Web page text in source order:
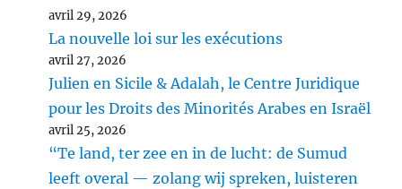
avril 29, 2026
La nouvelle loi sur les exécutions
avril 27, 2026
Julien en Sicile & Adalah, le Centre Juridique
pour les Droits des Minorités Arabes en Israël
avril 25, 2026
“Te land, ter zee en in de lucht: de Sumud
leeft overal — zolang wij spreken, luisteren